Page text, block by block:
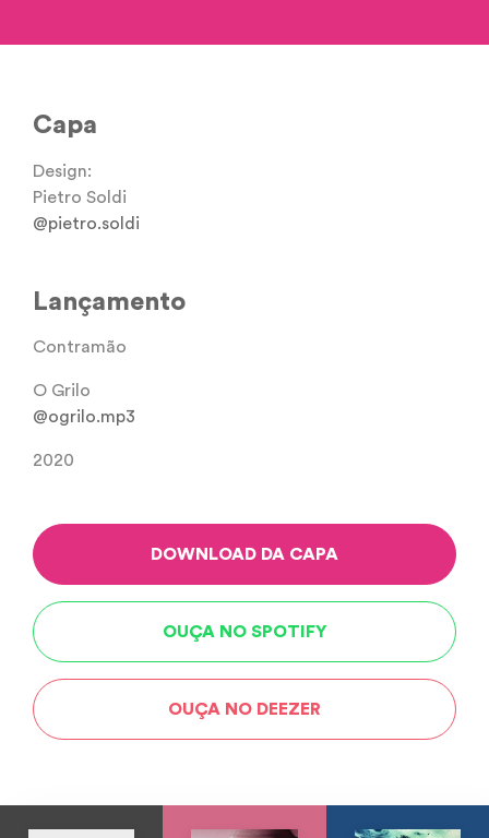
Capa
Design:
Pietro Soldi
@pietro.soldi
Lançamento
Contramão
O Grilo
@ogrilo.mp3
2020
DOWNLOAD DA CAPA
OUÇA NO SPOTIFY
OUÇA NO DEEZER